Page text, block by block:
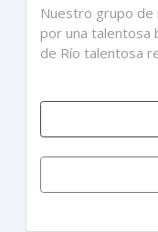
Nuestro grupo de
por una talentosa
de Río talentosa